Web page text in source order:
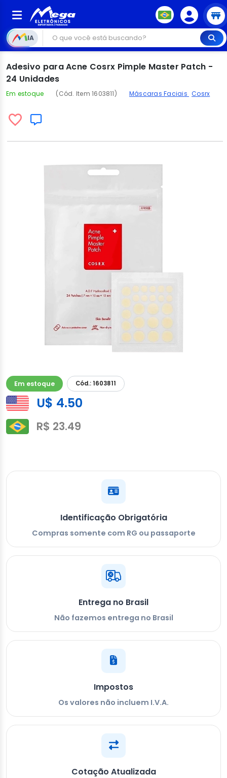
IA
Adesivo para Acne Cosrx Pimple Master Patch -
24 Unidades
Em estoque (Cód. Item 1603811) Máscaras Faciais Cosrx
Em estoque Cód.: 1603811
U$ 4.50
R$ 23.49
Identificação Obrigatória
Compras somente com RG ou passaporte
Entrega no Brasil
Não fazemos entrega no Brasil
Impostos
Os valores não incluem I.V.A.
Cotação Atualizada